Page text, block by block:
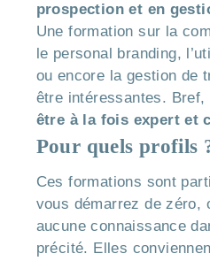
prospection et en
Une formation sur la
le personal branding,
ou encore la gestion de
être intéressantes. Bref,
être à la fois expert et
Pour quels profils
Ces formations sont
vous démarrez de zéro,
aucune connaissance
précité. Elles